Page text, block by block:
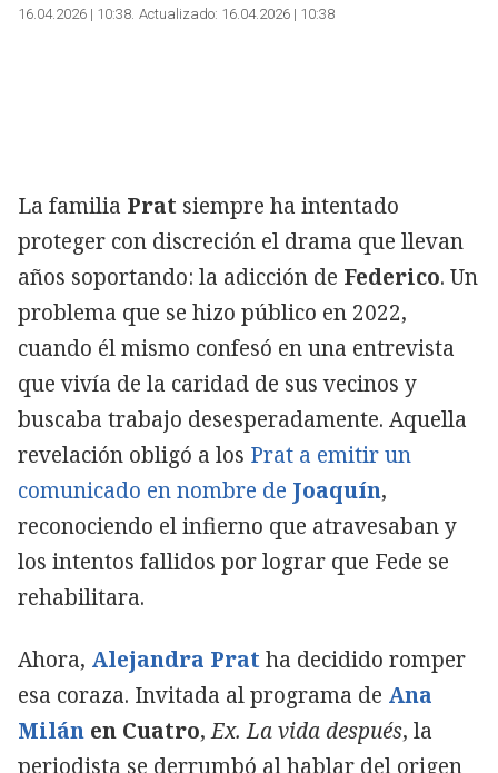
16.04.2026 | 10:38 Actualizado: 16.04.2026 | 10:38
La familia Prat siempre ha intentado
proteger con discreción el drama que llevan
años soportando: la adicción de Federico. Un
problema que se hizo público en 2022,
cuando él mismo confesó en una entrevista
que vivía de la caridad de sus vecinos y
buscaba trabajo desesperadamente. Aquella
revelación obligó a los Prat a emitir un
comunicado en nombre de Joaquín,
reconociendo el infierno que atravesaban y
los intentos fallidos por lograr que Fede se
rehabilitara.
Ahora, Alejandra Prat ha decidido romper
esa coraza. Invitada al programa de Ana
Milán en Cuatro,Ex. La vida después, la
periodista se derrumbó al hablar del origen